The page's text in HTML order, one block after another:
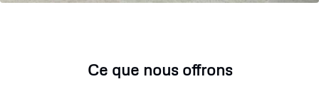
Ce que nous offrons